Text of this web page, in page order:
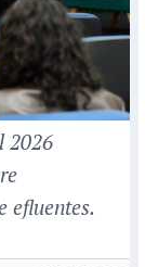
2026
efluentes.